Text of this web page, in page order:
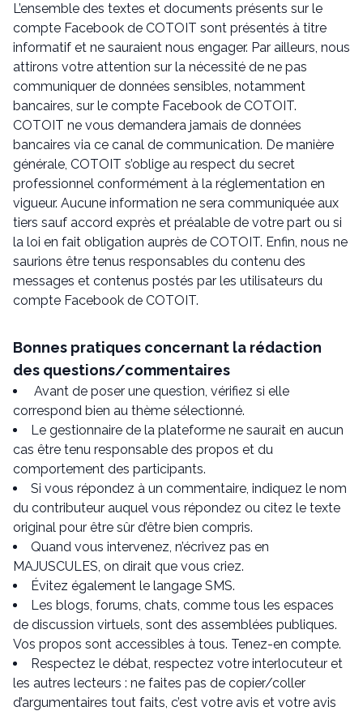
L’ensemble des textes et documents présents sur le
compte Facebook de COTOIT sont présentés à titre
informatif et ne sauraient nous engager. Par ailleurs, nous
attirons votre attention sur la nécessité de ne pas
communiquer de données sensibles, notamment
bancaires, sur le compte Facebook de COTOIT.
COTOIT ne vous demandera jamais de données
bancaires via ce canal de communication. De manière
générale, COTOIT s’oblige au respect du secret
professionnel conformément à la réglementation en
vigueur. Aucune information ne sera communiquée aux
tiers sauf accord exprès et préalable de votre part ou si
la loi en fait obligation auprès de COTOIT. Enfin, nous ne
saurions être tenus responsables du contenu des
messages et contenus postés par les utilisateurs du
compte Facebook de COTOIT.
Bonnes pratiques concernant la rédaction
des questions/commentaires
Avant de poser une question, vérifiez si elle
correspond bien au thème sélectionné.
Le gestionnaire de la plateforme ne saurait en aucun
cas être tenu responsable des propos et du
comportement des participants.
Si vous répondez à un commentaire, indiquez le nom
du contributeur auquel vous répondez ou citez le texte
original pour être sûr d’être bien compris.
Quand vous intervenez, n’écrivez pas en
MAJUSCULES, on dirait que vous criez.
Évitez également le langage SMS.
Les blogs, forums, chats, comme tous les espaces
de discussion virtuels, sont des assemblées publiques.
Vos propos sont accessibles à tous. Tenez-en compte.
Respectez le débat, respectez votre interlocuteur et
les autres lecteurs : ne faites pas de copier/coller
d’argumentaires tout faits, c’est votre avis et votre avis